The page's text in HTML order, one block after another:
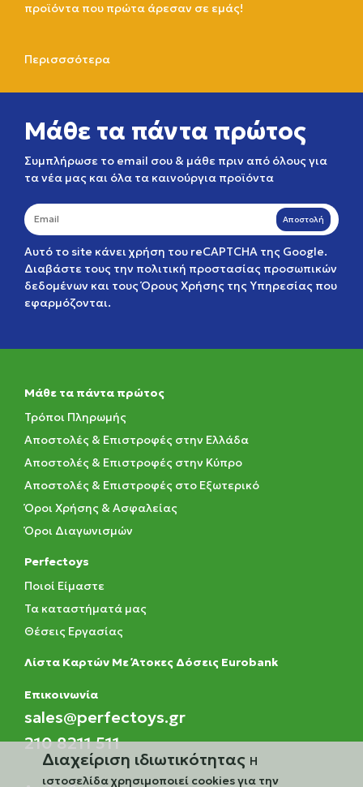
προϊόντα που πρώτα άρεσαν σε εμάς!
Περισσσότερα
Μάθε τα πάντα πρώτος
Συμπλήρωσε το email σου & μάθε πριν από όλους για
τα νέα μας και όλα τα καινούργια προϊόντα
Αποστολή
Αυτό το site κάνει χρήση του reCAPTCHA της Google.
Διαβάστε τους την πολιτική προστασίας προσωπικών
δεδομένων και τουςΌρους Χρήσης της Υπηρεσίας που
εφαρμόζονται.
Μάθε τα πάντα πρώτος
Τρόποι Πληρωμής
Αποστολές & Επιστροφές στην Ελλάδα
Αποστολές & Επιστροφές στην Κύπρο
Αποστολές & Επιστροφές στο Εξωτερικό
Όροι Χρήσης & Ασφαλείας
Όροι Διαγωνισμών
Perfectoys
Ποιοί Είμαστε
Τα καταστήματά μας
Θέσεις Εργασίας
Λίστα Καρτών Με Άτοκες Δόσεις Eurobank
Eπικοινωνία
sales@perfectoys.gr
210 8211 511
Διαχείριση ιδιωτικότητας Η
ιστοσελίδα χρησιμοποιεί cookies για την